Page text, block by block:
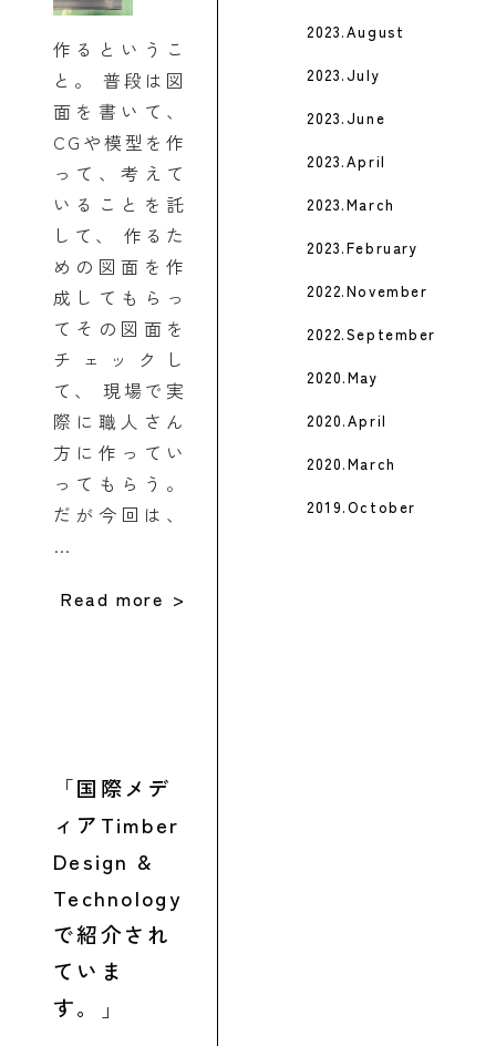
作るというこ
と。 普段は図
面を書いて、
CGや模型を作
って、考えて
いることを託
して、 作るた
めの図面を作
成してもらっ
てその図面を
チェックし
て、 現場で実
際に職人さん
方に作ってい
ってもらう。
だが今回は、
…
Read more
国際メデ
ィアTimber
Design &
Technology
で紹介され
ていま
す。
2023.August
2023.July
2023.June
2023.April
2023.March
2023.February
2022.November
2022.September
2020.May
2020.April
2020.March
2019.October